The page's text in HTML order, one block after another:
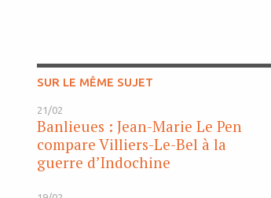
SUR LE MÊME SUJET
21/02
Banlieues : Jean-Marie Le Pen
compare Villiers-Le-Bel à la
guerre d’Indochine